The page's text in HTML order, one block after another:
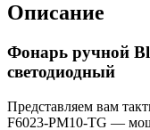
Описание
Фонарь ручной
светодиодный
Представляем вам
F6023-PM10-TG —